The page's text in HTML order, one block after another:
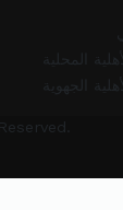
المحلية
الجهوية